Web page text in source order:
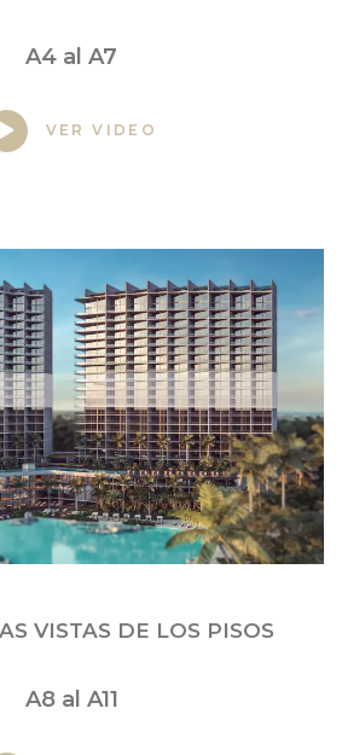
A4 al A7
VER VIDEO
VISTAS DE LOS PISOS
A8 al A11